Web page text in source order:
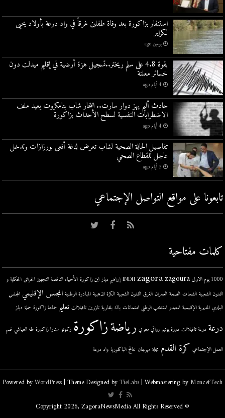
استنفار بزاكورة بعد وفاة طفلين غرقاً في واد درعة بأولاد يحيى
لكراير
يومين ago
بقوة 4.8 على سلم ريختر..تسجيل هزة أرضية في إقليم ميدلت دون
خسائر معلنة
4 أيام ago
حادث أليم يهز دوار سارت.. انتحار شاب بتامكروت يعيد ملف
الاضطرابات النفسية لسطح الأحداث بزاكورة
4 أيام ago
تفاصيل الحالة الصحية لشاب تعرض لدغة أفعى بورزازات وتدخل
عاجل للقطاع الصحي
5 أيام ago
تابعونا على مواقع التواصل اﻹجتماعي
كلمات مفتاحية
1000 يوم الاولى INDH zagora zagoura إبراهيم دياز ابن زاكورة الأحياء الناقصة التجهيز الحرائق الحكاية و
الفنون الشعبية الشحات الصحة العمران الغرق الفنون الشعبية الكرة الذهبية المبادرة الوطنية المجلس الإقليمي المجلس
البلدي المديرية الإقليمية المعيدر المنتخب الوطني امتحانات باك بلغارية تازرين تافيلالت تعليم جماعة زاكورة حملة دباز
درعة درعة تافيلالت دورة يونيو روائي مغربي رياضةزاكورة زكونو ستارا زاكورة طه العياشي قسم
العمل الإجتماعي كرة القدم مجلة مهرجان نتائج الباكلوريا واد درعة
Powered byWordPress| Theme Designed byTieLabs| Webmastering byMoncefTech
© Copyright 2026, ZagoraNewsMedia All Rights Reserved